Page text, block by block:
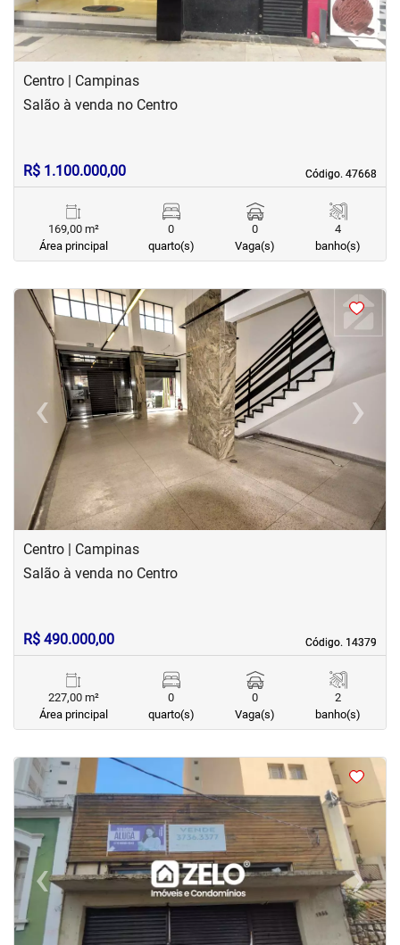
Centro | Campinas
Código. 47668
Código. 47668
Salão à venda no Centro
R$ 1.100.000,00
169,00 m²
Área principal
0
quarto(s)
0
Vaga(s)
4
banho(s)
< << <
‹Previous ›Next
Centro | Campinas
Código. 14379
Código. 14379
Salão à venda no Centro
R$ 490.000,00
227,00 m²
Área principal
0
quarto(s)
0
Vaga(s)
2
banho(s)
< <
‹Previous ›Next